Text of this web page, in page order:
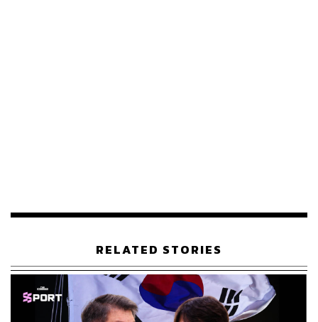
RELATED STORIES